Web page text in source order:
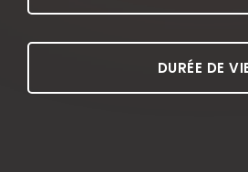
DURÉE DE